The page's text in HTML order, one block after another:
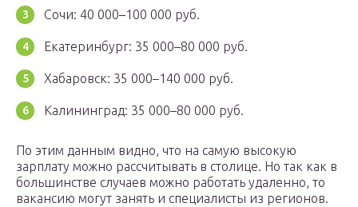
Сочи: 40 000–100 000 руб.
Екатеринбург: 35 000–80 000 руб.
Хабаровск: 35 000–140 000 руб.
Калининград: 35 000–80 000 руб.
По этим данным видно, что на самую высокую
зарплату можно рассчитывать в столице. Но так как в
большинстве случаев можно работать удаленно, то
вакансию могут занять и специалисты из регионов.